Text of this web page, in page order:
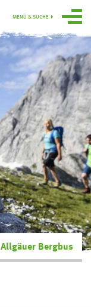
MENÜ & SUCHE
Allgäuer Bergbus